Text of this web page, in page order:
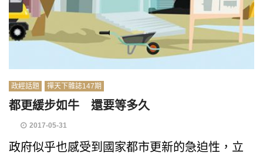
政經話題 禪天下雜誌147期
都更緩步如牛 還要等多久
2017-05-31
政府似乎也感受到國家都市更新的急迫性，立